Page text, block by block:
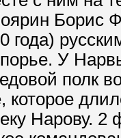
Борис
года)
У
полк
Нарову.